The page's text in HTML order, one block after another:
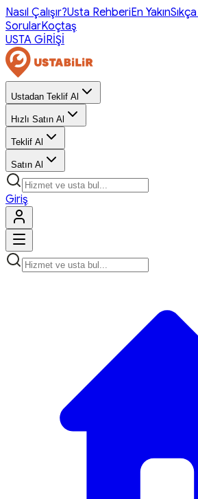
Nasıl Çalışır?Usta RehberiEn Yakın
SorularKoçtaş
USTA GİRİŞİ
Ustadan Teklif Al
Hızlı Satın Al
Teklif Al
Satın Al
Giriş